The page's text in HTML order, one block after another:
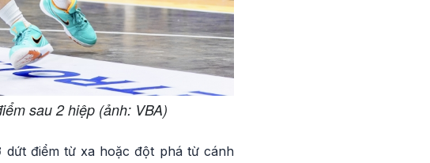
sau 2 hiệp (ảnh: VBA)
điểm từ xa hoặc đột phá từ cánh